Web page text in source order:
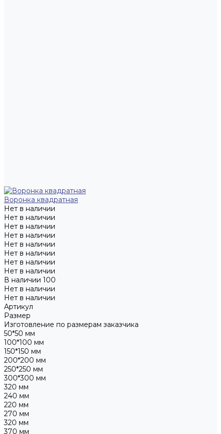
Воронка квадратная
Нет в наличии
Нет в наличии
Нет в наличии
Нет в наличии
Нет в наличии
Нет в наличии
Нет в наличии
Нет в наличии
В наличии 100
Нет в наличии
Нет в наличии
Артикул
Размер
Изготовление по размерам заказчика
50*50 мм
100*100 мм
150*150 мм
200*200 мм
250*250 мм
300*300 мм
320 мм
240 мм
220 мм
270 мм
320 мм
370 мм